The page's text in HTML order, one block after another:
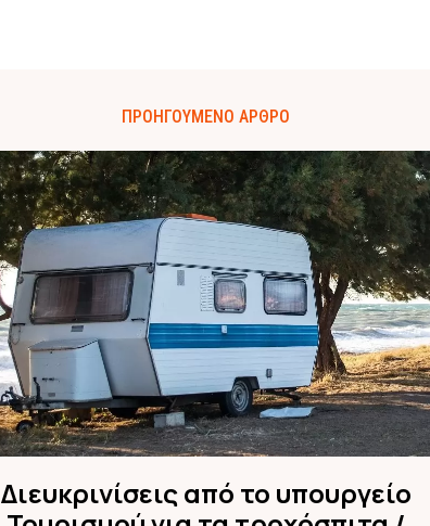
ΠΡΟΗΓΟΎΜΕΝΟ ΆΡΘΡΟ
Διευκρινίσεις από το υπουργείο